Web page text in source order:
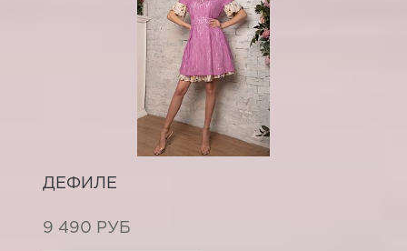
ДЕФИЛЕ
9 490 РУБ